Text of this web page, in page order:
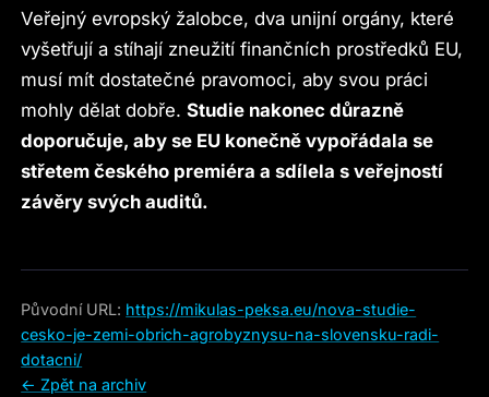
Veřejný evropský žalobce, dva unijní orgány, které
vyšetřují a stíhají zneužití finančních prostředků EU,
musí mít dostatečné pravomoci, aby svou práci
mohly dělat dobře.Studie nakonec důrazně
doporučuje, aby se EU konečně vypořádala se
střetem českého premiéra a sdílela s veřejností
závěry svých auditů.
Původní URL: https://mikulas-peksa.eu/nova-studie-
cesko-je-zemi-obrich-agrobyznysu-na-slovensku-radi-
dotacni/
← Zpět na archiv